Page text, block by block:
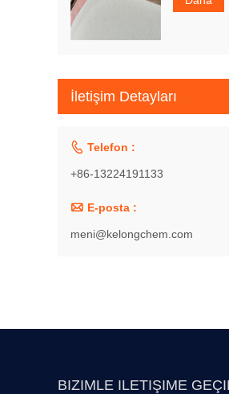
İletişim Detayları
 Telefon :
+86-13224191133
 E-posta :
meni@kelongchem.com
BIZIMLE ILETIŞIME